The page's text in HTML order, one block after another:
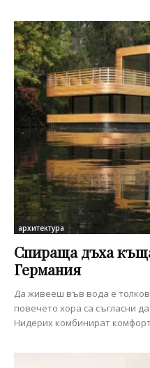
архитектура
Спираща дъха
Германия
Да живееш във вода е
повечето хора са съгласни
Нидерих комбинират